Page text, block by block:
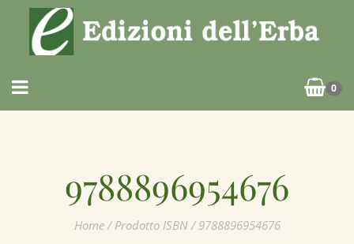
0
9788896954676
Home/ Prodotto ISBN / 9788896954676